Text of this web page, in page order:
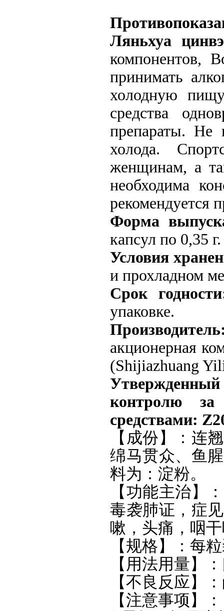
Ляньхуа
компонентов,
принимать
холодную
средства
препараты. Не
холода.
женщинам, а
необходима
рекомендуется
Форма
капсул по 0,35
Условия
и прохладном
Срок
упаковке.
акционерная
(Shijiazhuang
Утвержденный
контролю за
средствами:
【成份】：连
绵马贯众、鱼
料为：淀粉。
【功能主治】
毒袭肺证，症
嗽，头痛，咽
【规格】：每
【用法用量】
【不良反应】
【注意事项】：